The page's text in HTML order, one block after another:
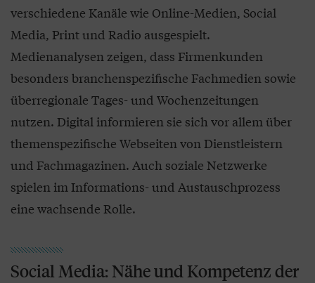
verschiedene Kanäle wie Online-Medien, Social
Media, Print und Radio ausgespielt.
Medienanalysen zeigen, dass Firmenkunden
besonders branchenspezifische Fachmedien sowie
überregionale Tages- und Wochenzeitungen
nutzen. Digital informieren sie sich vor allem über
themenspezifische Webseiten von Dienstleistern
und Fachmagazinen. Auch soziale Netzwerke
spielen im Informations- und Austauschprozess
eine wachsende Rolle.
Social Media: Nähe und Kompetenz der